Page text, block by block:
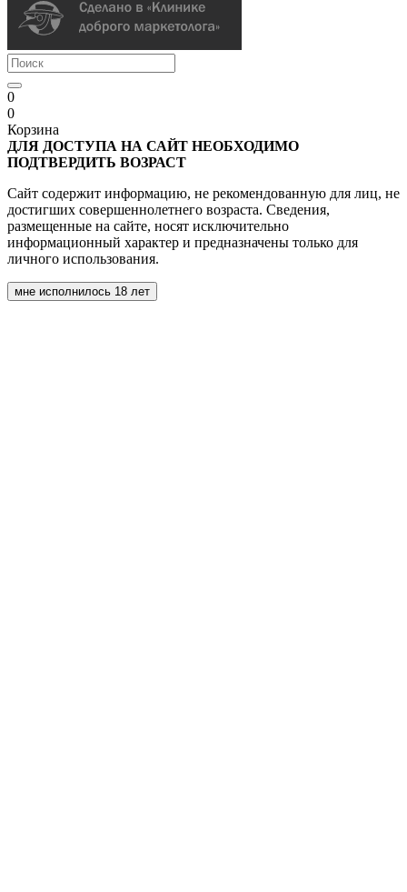
0
0
Корзина
ДЛЯ ДОСТУПА НА САЙТ НЕОБХОДИМО
ПОДТВЕРДИТЬ ВОЗРАСТ
Сайт содержит информацию, не рекомендованную для лиц, не
достигших совершеннолетнего возраста. Сведения,
размещенные на сайте, носят исключительно
информационный характер и предназначены только для
личного использования.
мне исполнилось 18 лет